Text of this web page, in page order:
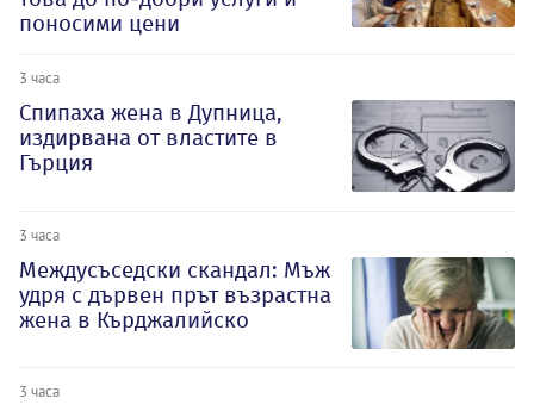
поносими цени
3 часа
Спипаха жена в Дупница,
издирвана от властите в
Гърция
3 часа
Междусъседски скандал: Мъж
удря с дървен прът възрастна
жена в Кърджалийско
3 часа